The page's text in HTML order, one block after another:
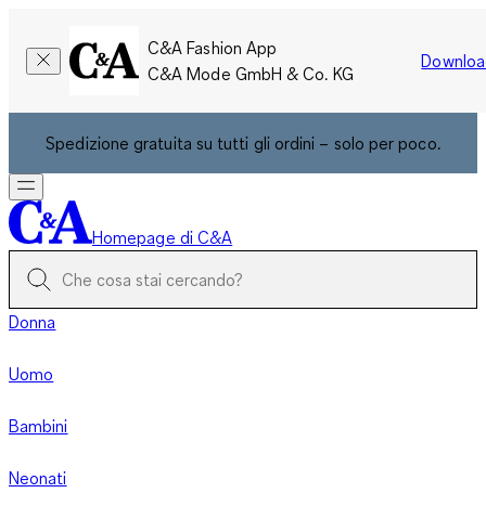
C&A Fashion App
C&A Mode GmbH & Co. KG
Spedizione gratuita su tutti gli ordini – solo per poco.
Homepage di C&A
Donna
Uomo
Bambini
Neonati